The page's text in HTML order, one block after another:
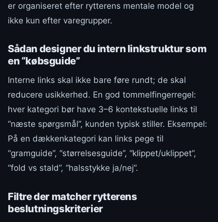
er organiseret efter rytterens mentale model og
ikke kun efter varegrupper.
Sådan designer du intern linkstruktur som
en “købsguide”
Interne links skal ikke bare føre rundt; de skal
reducere usikkerhed. En god tommelfingerregel:
hver kategori bør have 3–6 kontekstuelle links til
“næste spørgsmål”, kunden typisk stiller. Eksempel:
På en dækkenkategori kan links pege til
“gramguide”, “størrelsesguide”, “klippet/uklippet”,
“fold vs stald”, “halsstykke ja/nej”.
Filtre der matcher rytterens
beslutningskriterier